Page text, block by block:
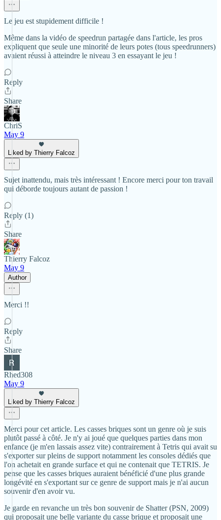
Le jeu est stupidement difficile !
Même dans la vidéo de speedrun partagée dans l'article, les pros
expliquent que seule une minorité de leurs potes (tous speedrunners)
avaient réussi à atteindre le niveau 3 en essayant le jeu !
Reply
Share
ChriS
May 9
Liked by Thierry Falcoz
Sujet inattendu, mais très intéressant ! Encore merci pour ton travail
qui déborde toujours autant de passion !
Reply (1)
Share
Thierry Falcoz
May 9
Author
Merci !!
Reply
Share
Rhed308
May 9
Liked by Thierry Falcoz
Merci pour cet article. Les casses briques sont un genre où je suis
plutôt passé à côté. Je n'y ai joué que quelques parties dans mon
enfance (je m'en lassais assez vite) contrairement à Tetris qui avait su
s'exporter sur pleins de support notamment les consoles dédiés que
l'on achetait en grande surface et qui ne contenait que TETRIS. Je
pense que les casses briques auraient bénéficié d'une plus grande
longévité en s'exportant sur ce genre de support mais je n'ai aucun
souvenir d'en avoir vu.
Je garde en revanche un très bon souvenir de Shatter (PSN, 2009)
qui proposait une belle variante du casse brique et proposait une